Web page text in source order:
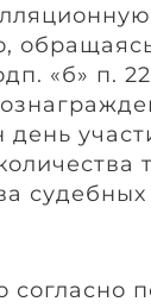
«б» п.
день